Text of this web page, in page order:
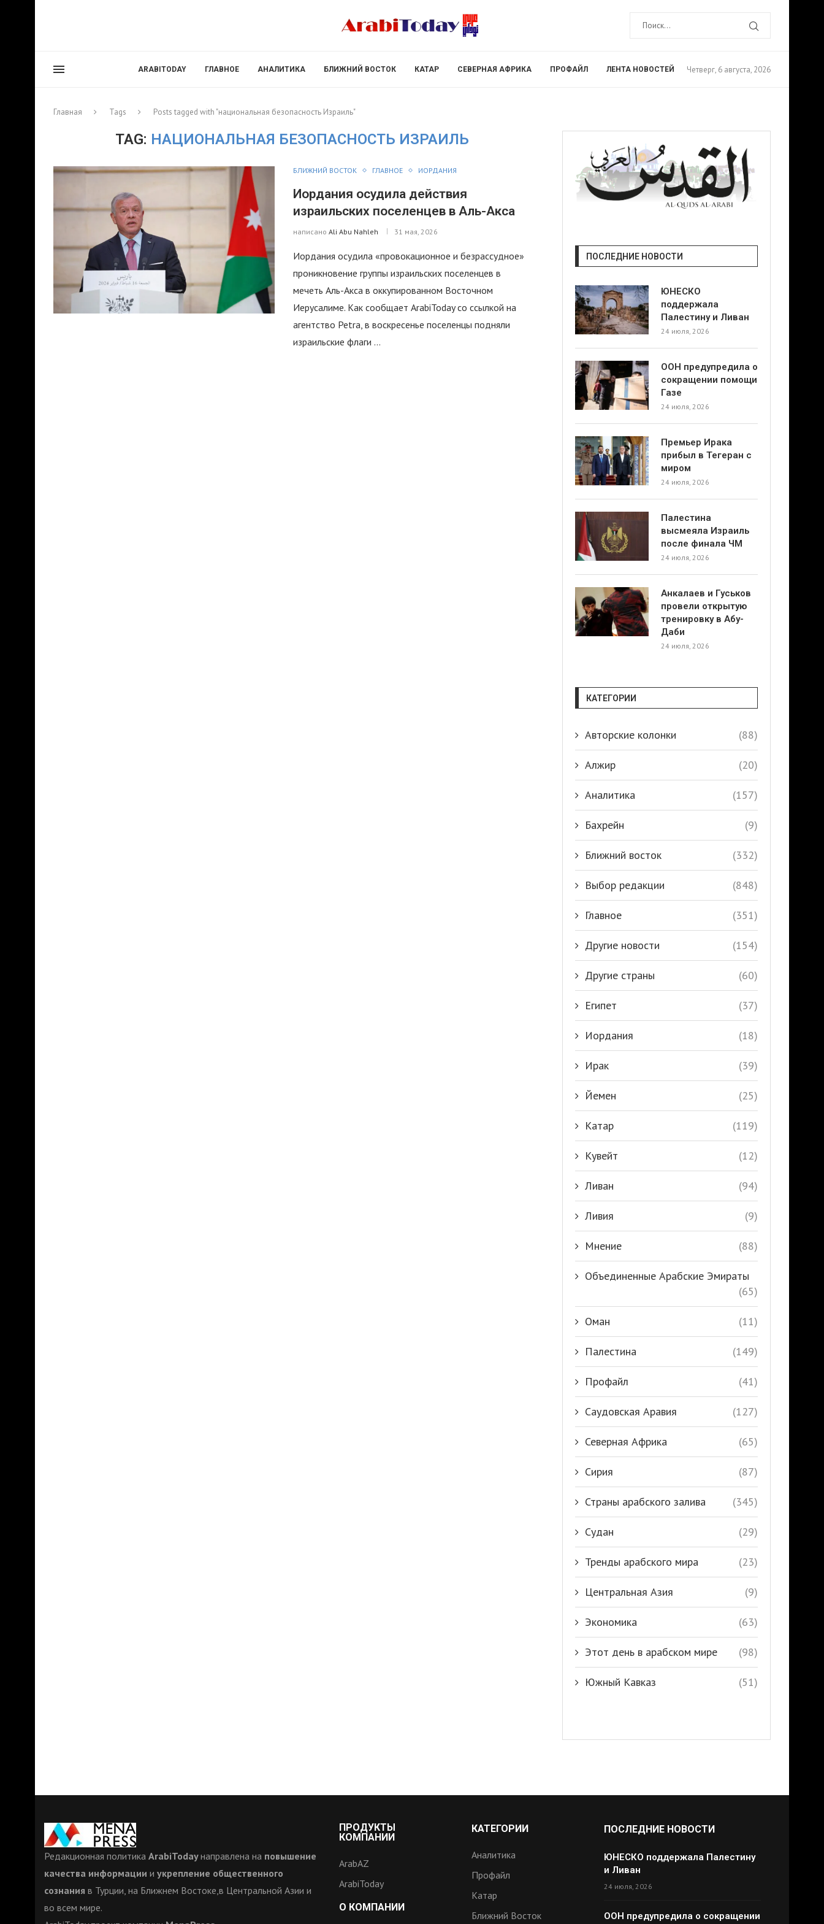
ARABITODAY ГЛАВНОЕ АНАЛИТИКА БЛИЖНИЙ ВОСТОК КАТАР СЕВЕРНАЯ АФРИКА ПРОФАЙЛ ЛЕНТА НОВОСТЕЙ Четверг, 6 августа, 2026
Главная Tags Posts tagged with "национальная безопасность Израиль"
TAG: НАЦИОНАЛЬНАЯ БЕЗОПАСНОСТЬ ИЗРАИЛЬ
БЛИЖНИЙ ВОСТОК ГЛАВНОЕ ИОРДАНИЯ
Иордания осудила действия
израильских поселенцев в Аль-Акса
написано Ali Abu Nahleh 31 мая, 2026
Иордания осудила «провокационное и безрассудное»
проникновение группы израильских поселенцев в
мечеть Аль-Акса в оккупированном Восточном
Иерусалиме. Как сообщает ArabiToday со ссылкой на
агентство Petra, в воскресенье поселенцы подняли
израильские флаги …
ПОСЛЕДНИЕ НОВОСТИ
ЮНЕСКО
поддержала
Палестину и Ливан
24 июля, 2026
ООН предупредила о
сокращении помощи
Газе
24 июля, 2026
Премьер Ирака
прибыл в Тегеран с
миром
24 июля, 2026
Палестина
высмеяла Израиль
после финала ЧМ
24 июля, 2026
Анкалаев и Гуськов
провели открытую
тренировку в Абу-
Даби
24 июля, 2026
КАТЕГОРИИ
Авторские колонки (88)
Алжир (20)
Аналитика (157)
Бахрейн (9)
Ближний восток (332)
Выбор редакции (848)
Главное (351)
Другие новости (154)
Другие страны (60)
Египет (37)
Иордания (18)
Ирак (39)
Йемен (25)
Катар (119)
Кувейт (12)
Ливан (94)
Ливия (9)
Мнение (88)
Объединенные Арабские Эмираты
(65)
Оман (11)
Палестина (149)
Профайл (41)
Саудовская Аравия (127)
Северная Африка (65)
Сирия (87)
Страны арабского залива (345)
Судан (29)
Тренды арабского мира (23)
Центральная Азия (9)
Экономика (63)
Этот день в арабском мире (98)
Южный Кавказ (51)
Редакционная политика ArabiTodayнаправлена на повышение
качества информации и укрепление общественного
сознания в Турции, на Ближнем Востоке,в Центральной Азии и
во всем мире.
ПРОДУКТЫ
КОМПАНИИ
ArabAZ
ArabiToday
О КОМПАНИИ
КАТЕГОРИИ
Аналитика
Профайл
Катар
Ближний Восток
ПОСЛЕДНИЕ НОВОСТИ
ЮНЕСКО поддержала Палестину
и Ливан
24 июля, 2026
ООН предупредила о сокращении